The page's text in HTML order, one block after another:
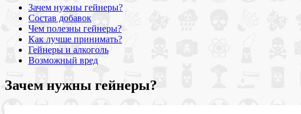
Зачем нужны гейнеры?
Состав добавок
Чем полезны гейнеры?
Как лучше принимать?
Гейнеры и алкоголь
Возможный вред
Зачем нужны гейнеры?